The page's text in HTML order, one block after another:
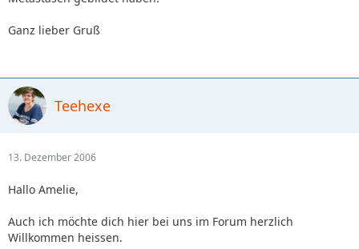
Ganz lieber Gruß
Teehexe
13. Dezember 2006
Hallo Amelie,
Auch ich möchte dich hier bei uns im Forum herzlich
Willkommen heissen.